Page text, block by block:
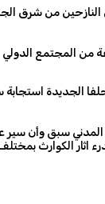
من شرق
من المجتمع الدولي
استجابة
المدني سبق وأن
الكوارث